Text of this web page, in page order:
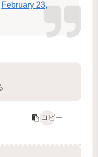
February 23,
コピー